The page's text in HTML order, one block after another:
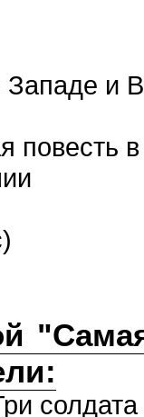
и
повесть
солдата